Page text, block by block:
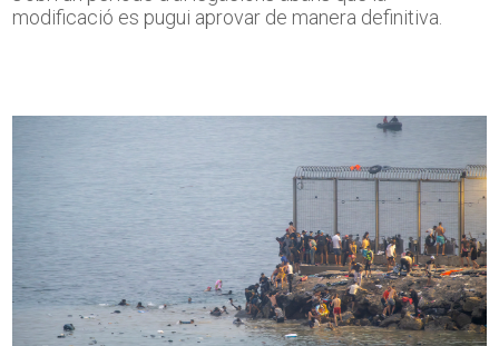
modificació es pugui aprovar de manera definitiva.